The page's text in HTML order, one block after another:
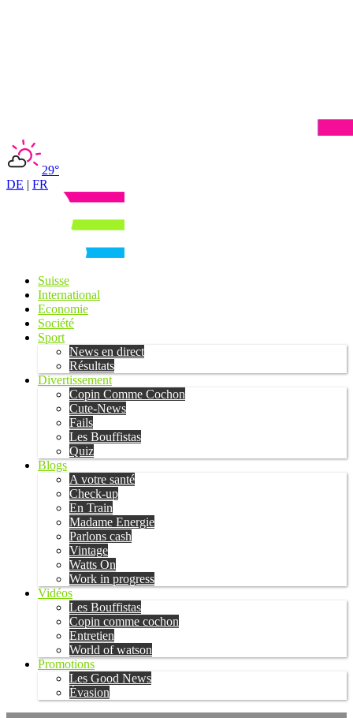
29°
DE | FR
Suisse
International
Economie
Société
Sport
News en direct
Résultats
Divertissement
Copin Comme Cochon
Cute-News
Fails
Les Bouffistas
Quiz
Blogs
A votre santé
Check-up
En Train
Madame Energie
Parlons cash
Vintage
Watts On
Work in progress
Vidéos
Les Bouffistas
Copin comme cochon
Entretien
World of watson
Promotions
Les Good News
Évasion